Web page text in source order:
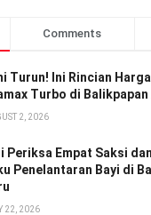
Comments
Turun! Ini Rincian
Turbo di
2, 2026
Periksa Empat Saksi
Penelantaran Bayi di
22, 2026